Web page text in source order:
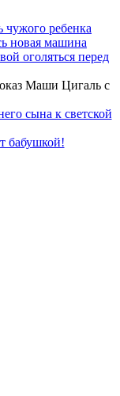
чужого ребенка
новая машина
оголяться перед
Маши Цигаль с
сына к светской
бабушкой!